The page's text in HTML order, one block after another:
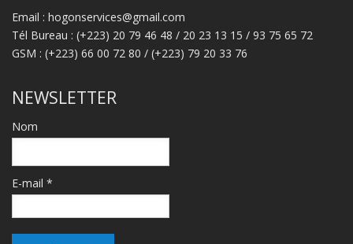
Email : hogonservices@gmail.com
Tél Bureau : (+223) 20 79 46 48 / 20 23 13 15 / 93 75 65 72
GSM : (+223) 66 00 72 80 / (+223) 79 20 33 76
NEWSLETTER
Nom
E-mail *